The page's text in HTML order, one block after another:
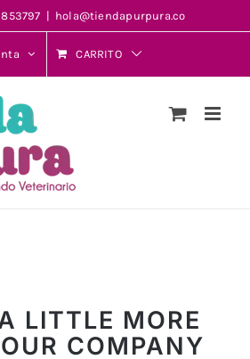
| hola@tiendapurpura.co
CARRITO
LITTLE MORE
COMPANY